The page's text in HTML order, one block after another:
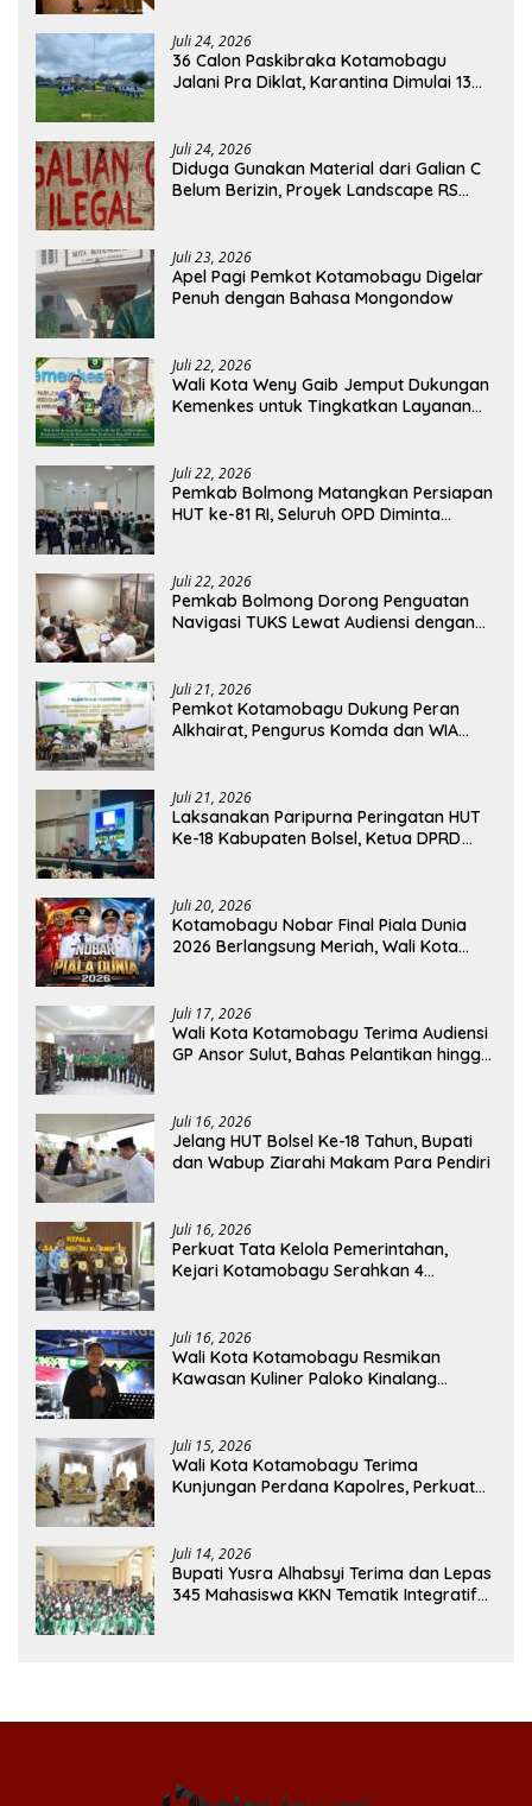
Juli 24, 2026
36 Calon Paskibraka Kotamobagu
Jalani Pra Diklat, Karantina Dimulai 13
Juli 24, 2026
Diduga Gunakan Material dari Galian C
Belum Berizin, Proyek Landscape RS
Juli 23, 2026
Apel Pagi Pemkot Kotamobagu Digelar
Penuh dengan Bahasa Mongondow
Juli 22, 2026
Wali Kota Weny Gaib Jemput Dukungan
Kemenkes untuk Tingkatkan Layanan
Juli 22, 2026
Pemkab Bolmong Matangkan Persiapan
HUT ke-81 RI, Seluruh OPD Diminta
Juli 22, 2026
Pemkab Bolmong Dorong Penguatan
Navigasi TUKS Lewat Audiensi dengan
Juli 21, 2026
Pemkot Kotamobagu Dukung Peran
Alkhairat, Pengurus Komda dan WIA
Juli 21, 2026
Laksanakan Paripurna Peringatan HUT
Ke-18 Kabupaten Bolsel, Ketua DPRD
Juli 20, 2026
Kotamobagu Nobar Final Piala Dunia
2026 Berlangsung Meriah, Wali Kota
Juli 17, 2026
Wali Kota Kotamobagu Terima Audiensi
GP Ansor Sulut, Bahas Pelantikan hingga
Juli 16, 2026
Jelang HUT Bolsel Ke-18 Tahun, Bupati
dan Wabup Ziarahi Makam Para Pendiri
Juli 16, 2026
Perkuat Tata Kelola Pemerintahan,
Kejari Kotamobagu Serahkan 4
Juli 16, 2026
Wali Kota Kotamobagu Resmikan
Kawasan Kuliner Paloko Kinalang
Juli 15, 2026
Wali Kota Kotamobagu Terima
Kunjungan Perdana Kapolres, Perkuat
Juli 14, 2026
Bupati Yusra Alhabsyi Terima dan Lepas
345 Mahasiswa KKN Tematik Integratif